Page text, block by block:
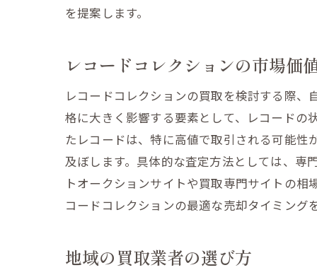
宮城
を提案します。
レコードコレクションの市場価
レコードコレクションの買取を検討する際
格に大きく影響する要素として、レコードの
たレコードは、特に高値で取引される可能
及ぼします。具体的な査定方法としては、専
トオークションサイトや買取専門サイトの
コードコレクションの最適な売却タイミン
地域の買取業者の選び方